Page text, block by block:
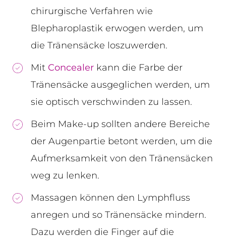
chirurgische Verfahren wie
Blepharoplastik erwogen werden, um
die Tränensäcke loszuwerden.
Mit Concealer kann die Farbe der
Tränensäcke ausgeglichen werden, um
sie optisch verschwinden zu lassen.
Beim Make-up sollten andere Bereiche
der Augenpartie betont werden, um die
Aufmerksamkeit von den Tränensäcken
weg zu lenken.
Massagen können den Lymphfluss
anregen und so Tränensäcke mindern.
Dazu werden die Finger auf die